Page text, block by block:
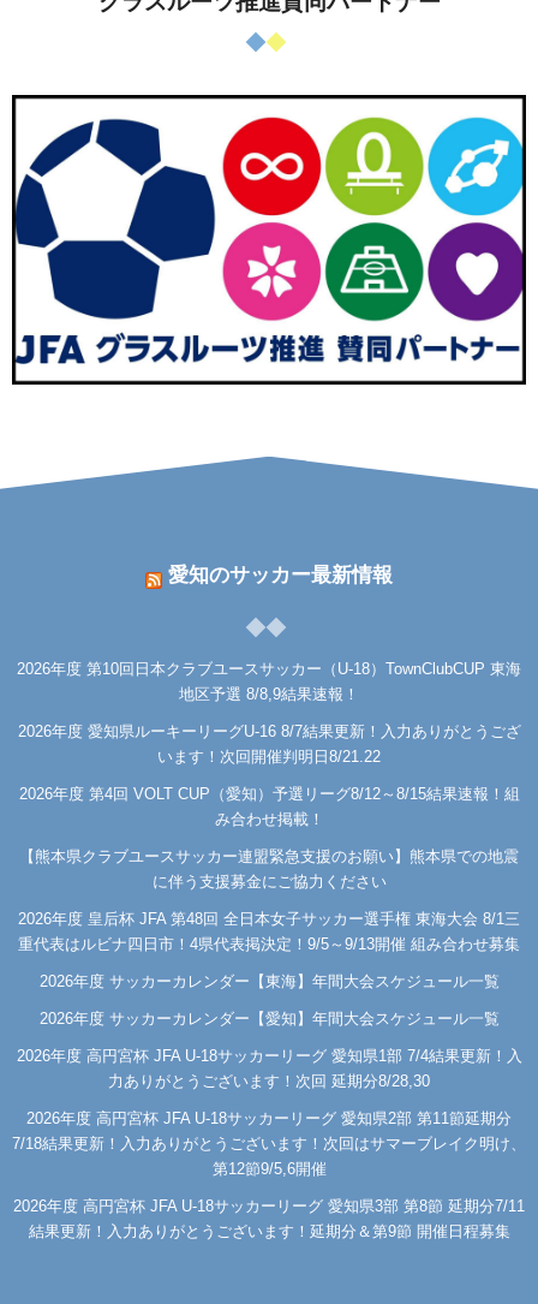
愛知のサッカー最新情報
2026年度 第10回日本クラブユースサッカー（U-18）TownClubCUP 東海
地区予選 8/8,9結果速報！
2026年度 愛知県ルーキーリーグU-16 8/7結果更新！入力ありがとうござ
います！次回開催判明日8/21.22
2026年度 第4回 VOLT CUP（愛知）予選リーグ8/12～8/15結果速報！組
み合わせ掲載！
【熊本県クラブユースサッカー連盟緊急支援のお願い】熊本県での地震
に伴う支援募金にご協力ください
2026年度 皇后杯 JFA 第48回 全日本女子サッカー選手権 東海大会 8/1三
重代表はルビナ四日市！4県代表掲決定！9/5～9/13開催 組み合わせ募集
2026年度 サッカーカレンダー【東海】年間大会スケジュール一覧
2026年度 サッカーカレンダー【愛知】年間大会スケジュール一覧
2026年度 高円宮杯 JFA U-18サッカーリーグ 愛知県1部 7/4結果更新！入
力ありがとうございます！次回 延期分8/28,30
2026年度 高円宮杯 JFA U-18サッカーリーグ 愛知県2部 第11節延期分
7/18結果更新！入力ありがとうございます！次回はサマーブレイク明け、
第12節9/5,6開催
2026年度 高円宮杯 JFA U-18サッカーリーグ 愛知県3部 第8節 延期分7/11
結果更新！入力ありがとうございます！延期分＆第9節 開催日程募集